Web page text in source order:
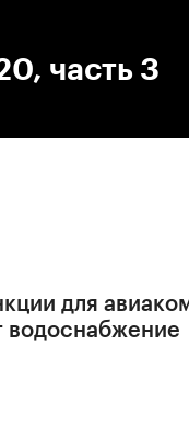
часть 3
для
водоснабжение